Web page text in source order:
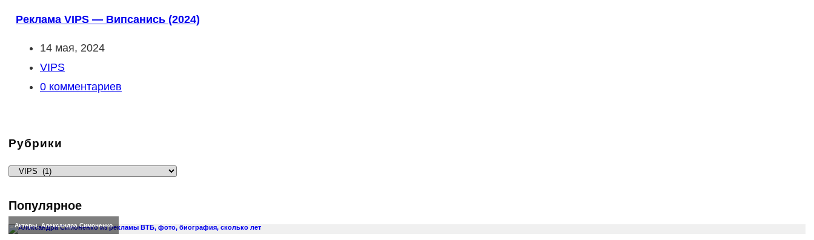
Реклама VIPS — Випсанись (2024)
Запись
опубликована:
14 мая, 2024
Рубрика
записи:
VIPS
Комментарии
0 комментариев
Рубрики
Рубрики
Популярное
Актеры,Александра Симоненко